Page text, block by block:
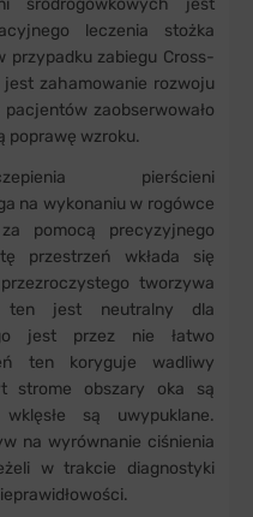
śródrogówkowych jest
leczenia stożka
przypadku zabiegu Cross-
jest zahamowanie rozwoju
zaobserwowało
poprawę wzroku.
pierścieni
na wykonaniu w rogówce
pomocą precyzyjnego
przestrzeń wkłada się
tworzywa
ten jest neutralny dla
jest przez nie łatwo
ten koryguje wadliwy
strome obszary oka są
są uwypuklane.
na wyrównanie ciśnienia
w trakcie diagnostyki